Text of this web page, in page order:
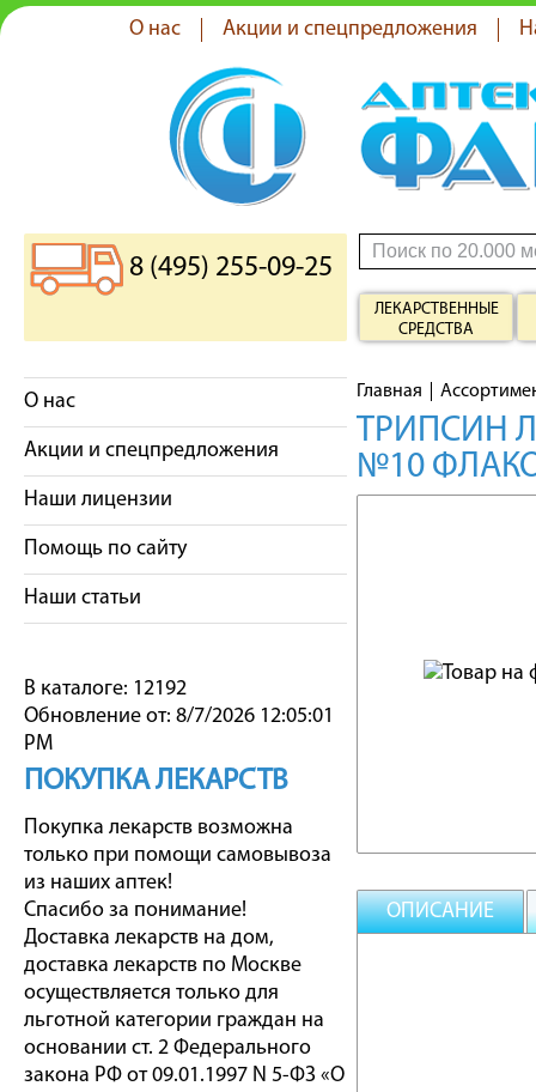
О нас Акции и спецпредложения
8 (495) 255-09-25
ЛЕКАРСТВЕННЫЕ
СРЕДСТВА
О нас
Акции и спецпредложения
Наши лицензии
Помощь по сайту
Наши статьи
В каталоге: 12192
Обновление от: 8/7/2026 12:05:01
PM
ПОКУПКА ЛЕКАРСТВ
Покупка лекарств возможна
только при помощи самовывоза
из наших аптек!
Спасибо за понимание!
Доставка лекарств на дом,
доставка лекарств по Москве
осуществляется только для
льготной категории граждан на
основании ст. 2 Федерального
закона РФ от 09.01.1997 N 5-ФЗ «О
Главная
ТРИПСИН
№10
ОПИСАНИЕ